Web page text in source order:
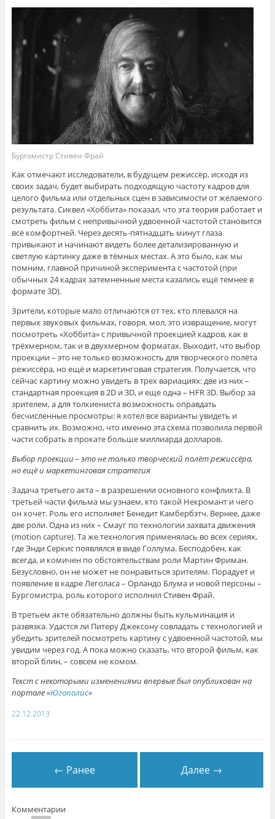
Бургомистр Стивен Фрай
Как отмечают исследователи, в будущем режиссёр, исходя из
своих задач, будет выбирать подходящую частоту кадров для
целого фильма или отдельных сцен в зависимости от желаемого
результата. Сиквел «Хоббита» показал, что эта теория работает и
смотреть фильм с непривычной удвоенной частотой становится
всё комфортней. Через десять-пятнадцать минут глаза
привыкают и начинают видеть более детализированную и
светлую картинку даже в тёмных местах. А это было, как мы
помним, главной причиной эксперимента с частотой (при
обычных 24 кадрах затемненные места казались ещё темнее в
формате 3D).
Зрители, которые мало отличаются от тех, кто плевался на
первых звуковых фильмах, говоря, мол, это извращение, могут
посмотреть «Хоббита» с привычной проекцией кадров, как в
трёхмерном, так и в двухмерном форматах. Выходит, что выбор
проекции – это не только возможность для творческого полёта
режиссёра, но ещё и маркетинговая стратегия. Получается, что
сейчас картину можно увидеть в трех вариациях: две из них –
стандартная проекция в 2D и 3D, и еще одна – HFR 3D. Выбор за
зрителем, а для толкиениста возможность оправдать
бесчисленные просмотры: я хотел все варианты увидеть и
сравнить их. Возможно, что именно эта схема позволила первой
части собрать в прокате больше миллиарда долларов.
Выбор проекции – это не только творческий полёт режиссёра,
но ещё и маркетинговая стратегия
Задача третьего акта – в разрешении основного конфликта. В
третьей части фильма мы узнаем, кто такой Некромант и чего
он хочет. Роль его исполняет Бенедит Камбербэтч. Вернее, даже
две роли. Одна из них – Смауг по технологии захвата движения
(motion capture). Та же технология применялась во всех сериях,
где Энди Серкис появлялся в виде Голлума. Бесподобен, как
всегда, и комичен по обстоятельствам роли Мартин Фриман.
Безусловно, он не может не понравиться зрителям. Порадует и
появление в кадре Леголаса – Орландо Блума и новой персоны –
Бургомистра, роль которого исполнил Стивен Фрай.
В третьем акте обязательно должны быть кульминация и
развязка. Удастся ли Питеру Джексону совладать с технологией и
убедить зрителей посмотреть картину с удвоенной частотой, мы
увидим через год. А пока можно сказать, что второй фильм, как
второй блин, – совсем не комом.
Текст с некоторыми изменениями впервые был опубликован на
портале «Югополис»
22.12.2013
← Ранее Далее →
Комментарии